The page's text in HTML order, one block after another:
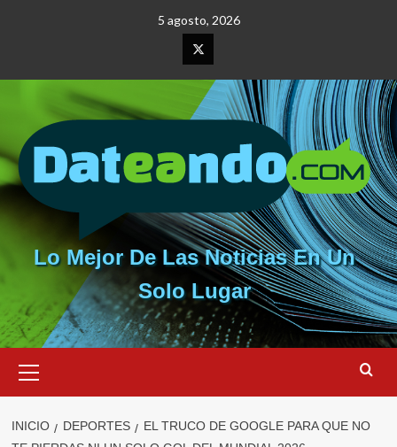
5 agosto, 2026
Elemento
del
menú
Lo Mejor De Las Noticias En Un
Solo Lugar
primario
INICIO DEPORTES
EL TRUCO DE GOOGLE PARA QUE NO